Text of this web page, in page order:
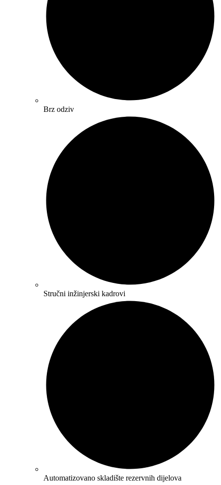
Brz odziv
Stručni inžinjerski kadrovi
Automatizovano skladište rezervnih dijelova